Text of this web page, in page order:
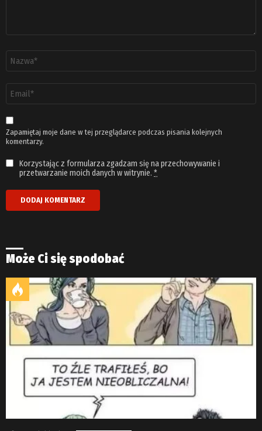
email
*
Zapamiętaj moje dane w tej przeglądarce podczas pisania kolejnych
komentarzy.
Korzystając z formularza zgadzam się na przechowywanie i
przetwarzanie moich danych w witrynie. *
Może Ci się spodobać